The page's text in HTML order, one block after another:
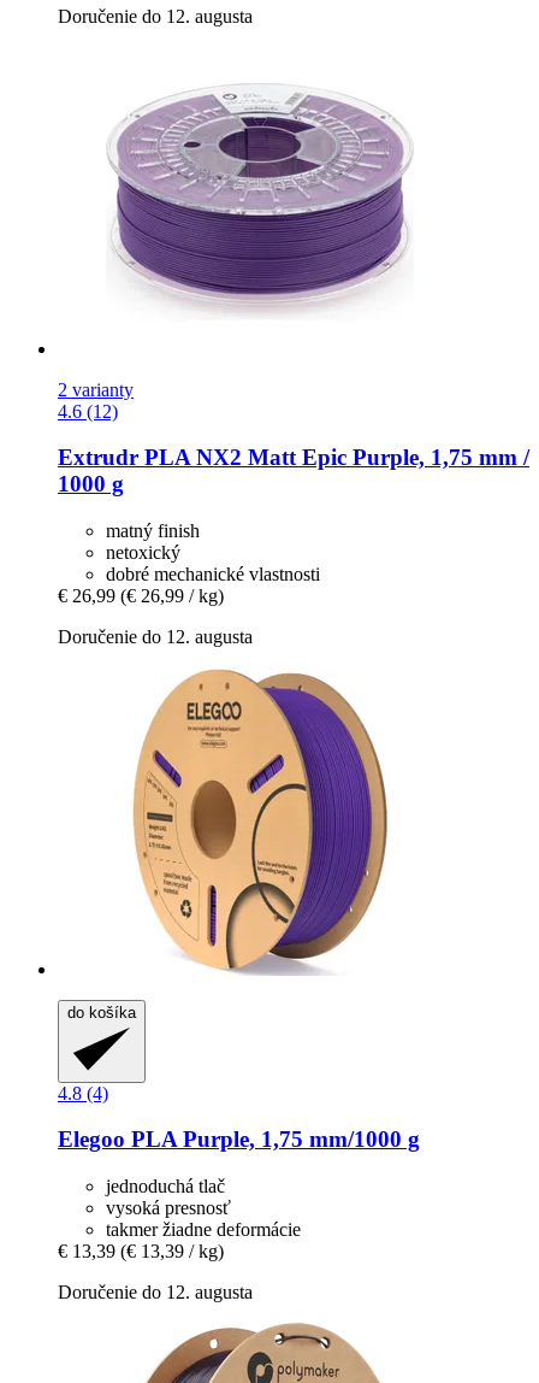
Doručenie do 12. augusta
2 varianty
4.6 (12)
Extrudr PLA NX2 Matt Epic Purple, 1,75 mm /
1000 g
matný finish
netoxický
dobré mechanické vlastnosti
€ 26,99 (€ 26,99 / kg)
Doručenie do 12. augusta
do košíka
4.8 (4)
Elegoo PLA Purple, 1,75 mm/1000 g
jednoduchá tlač
vysoká presnosť
takmer žiadne deformácie
€ 13,39 (€ 13,39 / kg)
Doručenie do 12. augusta